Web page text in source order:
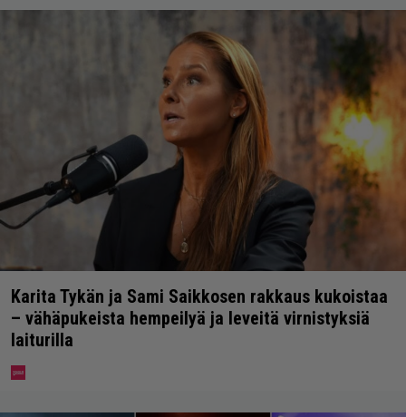
Karita Tykän ja Sami Saikkosen rakkaus kukoistaa
– vähäpukeista hempeilyä ja leveitä virnistyksiä
laiturilla